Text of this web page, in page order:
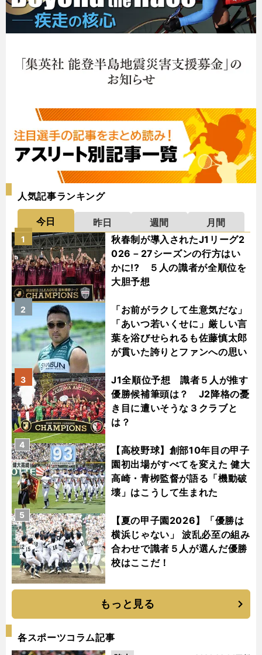
人気記事ランキング
今日 昨日 週間
月間
秋春制が導入されたJ1リーグ2
026－27シーズンの行方はい
かに!? ５人の識者が全順位を
大胆予想
1
「お前がラクして生意気だな」
「あいつ若いくせに」厳しい言
葉を浴びせられるも佐藤慎太郎
が貫いた誇りとファンへの思い
2
J1全順位予想 識者５人が推す
優勝候補筆頭は？ J2降格の憂
き目に遭いそうな３クラブと
は？
3
【高校野球】創部10年目の甲子
園初出場がすべてを変えた 健大
高崎・青栁監督が語る「機動破
壊」はこうして生まれた
4
【夏の甲子園2026】「優勝は
横浜じゃない」 波乱必至の組み
合わせで識者５人が選んだ優勝
校はここだ！
5
もっと見る
各スポーツコラム記事